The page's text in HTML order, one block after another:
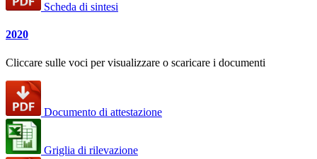
Scheda di sintesi
2020
Cliccare sulle voci per visualizzare o scaricare i documenti
Documento di attestazione
Griglia di rilevazione